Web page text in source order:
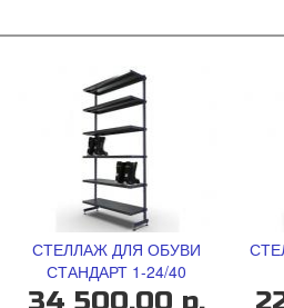
СТЕЛЛАЖ ДЛЯ ОБУВИ
СТАНДАРТ 1-24/40
34 500,00 р.